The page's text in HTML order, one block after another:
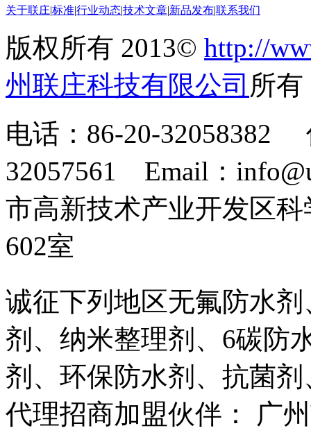
关于联庄|标准|行业动态|技术文章|新品发布|联系我们
版权所有 2013© http://
州联庄科技有限公司 所
电话：86-20-32058382
32057561 Email：
市高新技术产业开发区
602室
诚征下列地区无氟防水
剂、纳米整理剂、6碳防
剂、环保防水剂、抗菌
代理招商加盟伙伴： 广